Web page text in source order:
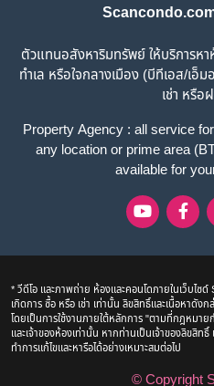
ตัวแทนอสังหาริมทรัพย์ ให้บริการห
ทำเล หรือใจกลางเมือง (บีทีเอส/เ
เช่า หรือ
Property Agency : all service
any location or prime area
available for
* วีดีโอ และภาพถ่าย ห้องและคอนโดภายในเว็บไซ
เกิดการ ซื้อ หรือ เช่า เท่านั้น ลิขสิทธิ์และเนื้อหาดัง
โดยเป็นการใช้งานภายใต้หลักการ "ตามที่กฎหมา
และเจ้าของห้องเท่านั้น หากท่านเป็นเจ้าของลิขสิ
ทำการแก้ไขและหารือได้อย่างเหมาะสมต่อไป
© Copyright